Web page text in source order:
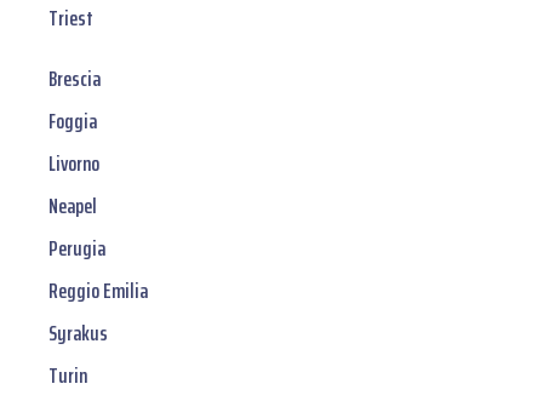
Triest
Brescia
Foggia
Livorno
Neapel
Perugia
Reggio Emilia
Syrakus
Turin